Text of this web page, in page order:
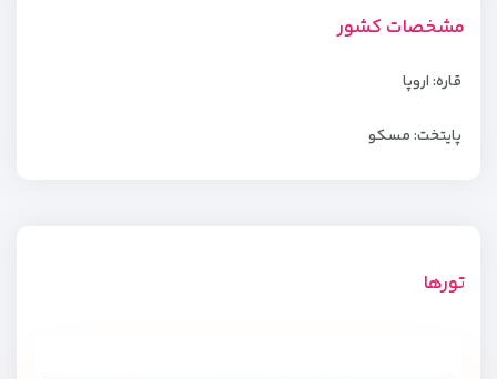
مشخصات کشور
قاره: اروپا
پایتخت: مسکو
تورها